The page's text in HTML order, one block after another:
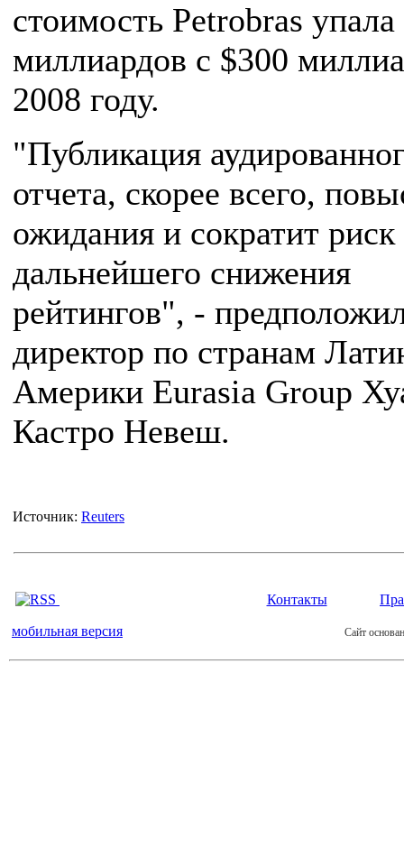
стоимость Petrobras
миллиардов с $300
2008 году.
"Публикация
отчета, скорее всего,
ожидания и сократит риск
дальнейшего снижения
рейтингов", -
директор по странам
Америки Eurasia Group
Кастро Невеш.
Источник: Reuters
Контакты
мобильная версия Сайт